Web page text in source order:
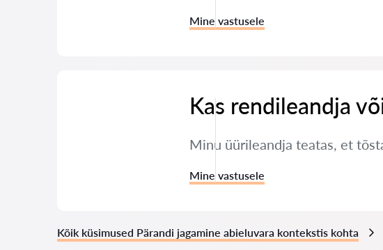
Mine vastusele
Kas rendileandja
Minu üürileandja teatas, et
Mine vastusele
Kõik küsimused Pärandi jagamine abieluvara kontekstis kohta